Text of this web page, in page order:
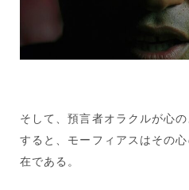
そして、預言者オラクルが心
すると、モーフィアスはその
在である。